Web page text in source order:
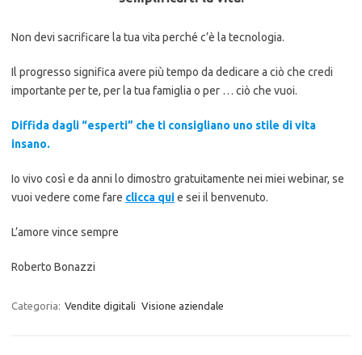
Non devi sacrificare la tua vita perché c’è la tecnologia.
Il progresso significa avere più tempo da dedicare a ciò che credi
importante per te, per la tua famiglia o per … ciò che vuoi.
Diffida dagli “esperti” che ti consigliano uno stile di vita
insano.
Io vivo così e da anni lo dimostro gratuitamente nei miei webinar, se
vuoi vedere come fare clicca quie sei il benvenuto.
L’amore vince sempre
Roberto Bonazzi
Categoria: Vendite digitali Visione aziendale